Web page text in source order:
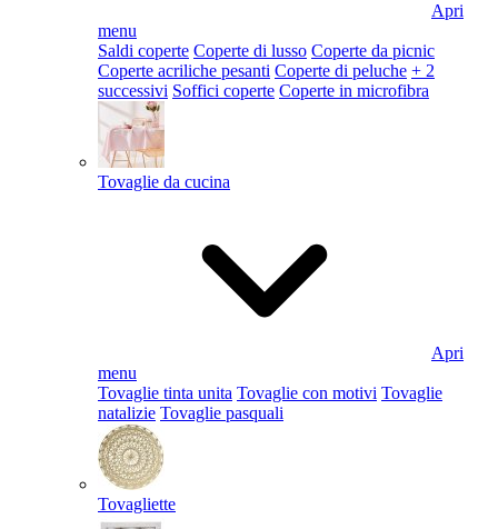
Apri
menu
Saldi coperte Coperte di lusso Coperte da picnic
Coperte acriliche pesanti Coperte di peluche + 2
successivi Soffici coperte Coperte in microfibra
Tovaglie da cucina
Apri
menu
Tovaglie tinta unita Tovaglie con motivi Tovaglie
natalizie Tovaglie pasquali
Tovagliette